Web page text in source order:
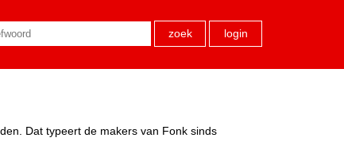
zoek login
Dat typeert de makers van Fonk sinds